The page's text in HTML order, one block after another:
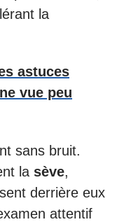
la
astuces
vue peu
sans bruit.
la sève,
derrière eux
attentif